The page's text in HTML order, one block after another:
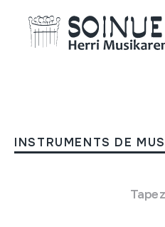
INSTRUMENTS DE
Campanes
Type d'instrument de